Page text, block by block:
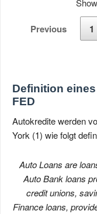
Previous 1
Definition
FED
Autokredite werden
York (1) wie folgt
Auto Loans are
Auto Bank loans
credit unions,
Finance loans,